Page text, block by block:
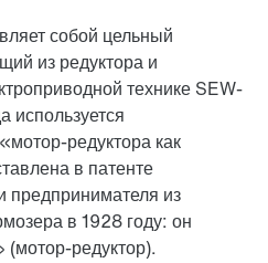
собой цельный
из редуктора и
технике SEW-
используется
редуктора как
в патенте
предпринимателя из
в 1928 году: он
редуктор).